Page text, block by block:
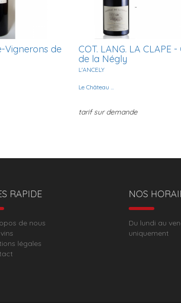
Vignerons de
COT. LANG. LA CLAPE -
de la Négly
L'ANCELY
Le Château ...
tarif sur demande
RAPIDE
de nous
légales
NOS
Du lundi au
uniquement